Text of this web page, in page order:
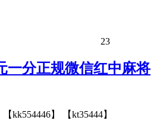
23
一分正规微信红中麻将
kk554446】 【kt35444】